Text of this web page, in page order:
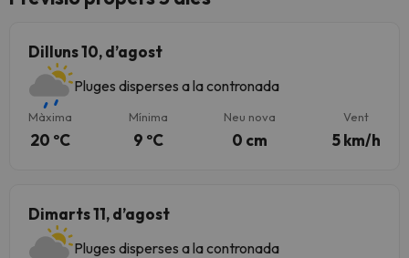
Dilluns 10, d’agost
Pluges disperses a la contronada
Màxima
20 ºC
Mínima
9 ºC
Neu nova
0 cm
Vent
5 km/h
Dimarts 11, d’agost
Pluges disperses a la contronada